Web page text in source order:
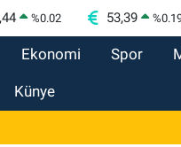
%0.02 53,39 %
Ekonomi Spor
Künye